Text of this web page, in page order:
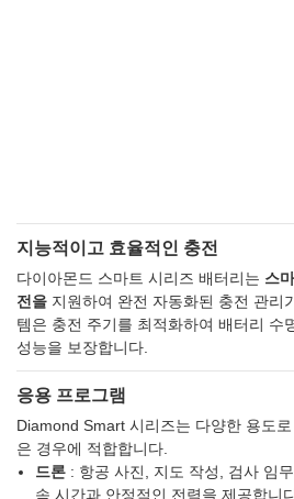
지능적이고 효율적인 충전
다이아몬드 스마트 시리즈 배터리는 스
전을 지원하여 완전 자동화된 충전 관리
템은 충전 주기를 최적화하여 배터리 수
성능을 보장합니다.
응용 프로그램
Diamond Smart 시리즈는 다양한 용도
은 경우에 적합합니다.
드론: 항공 사진, 지도 작성, 검사 임
속 시간과 안정적인 전력을 제공합니